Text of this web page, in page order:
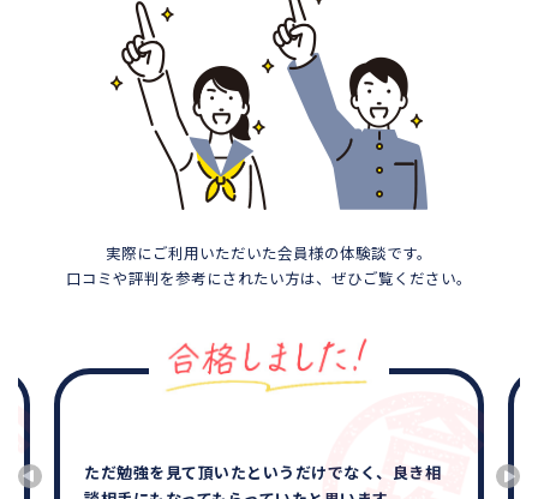
実際にご利用いただいた会員様の体験談です。
口コミや評判を参考にされたい方は、ぜひご覧ください。
ただ勉強を見て頂いたというだけでなく、良き相